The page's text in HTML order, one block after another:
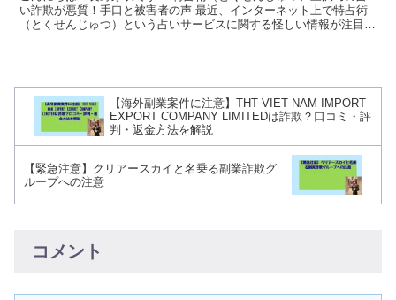
い詐欺が悪質！手口と被害者の声 最近、インターネット上で特占術
（とくせんじゅつ）という占いサービスに関する怪しい情報が注目を
【海外副業案件に注意】THT VIET NAM IMPORT
EXPORT COMPANY LIMITEDは詐欺？口コミ・評
判・返金方法を解説
【緊急注意】クリアースカイと名乗る副業詐欺グ
ループへの注意
コメント